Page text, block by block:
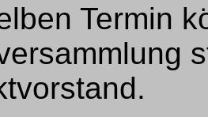
Termin